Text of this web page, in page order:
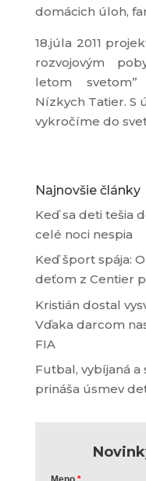
domácich úloh,
18.júla 2011
rozvojovým
letom
Nízkych Tatier. S
vykročíme do
Najnovšie články
Keď sa deti tešia
celé noci nespia
Keď šport spája:
deťom z Centier
Kristián dostal
Vďaka darcom
FIA
Futbal, vybíjaná
prináša úsmev